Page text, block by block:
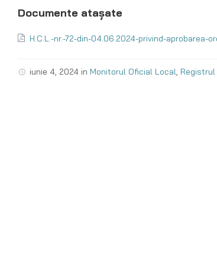
H.C.L.-nr.-72-din-04.06.2024-privind-
iunie 4, 2024 in Monitorul Oficial Local